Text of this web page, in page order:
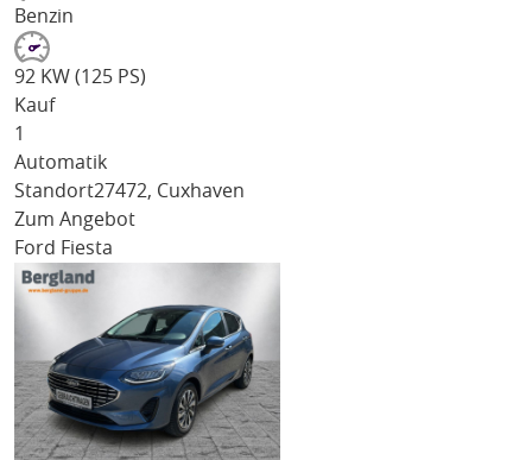
Benzin
92 KW (125 PS)
Kauf
1
Automatik
Standort27472, Cuxhaven
Zum Angebot
Ford Fiesta